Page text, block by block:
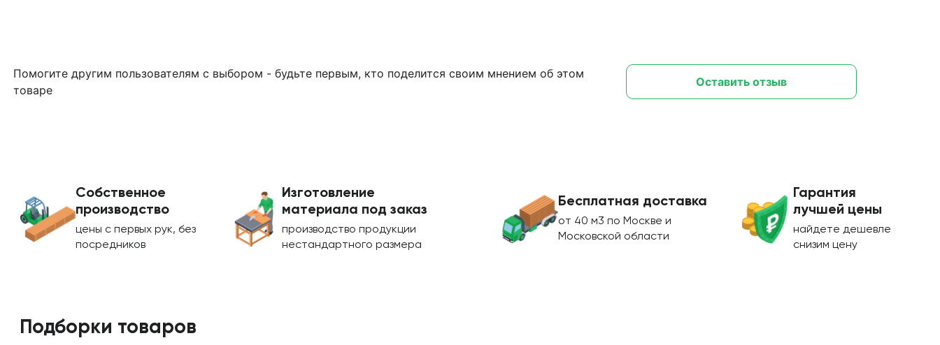
Помогите другим пользователям с выбором - будьте первым, кто поделится своим мнением об этом
товаре
Оставить отзыв
Собственное
производство
цены с первых рук, без
посредников
Изготовление
материала под заказ
производство продукции
нестандартного размера
Бесплатная доставка
от 40 м3 по Москве и
Московской области
Гарантия
лучшей цены
найдете дешевле
снизим цену
Подборки товаров